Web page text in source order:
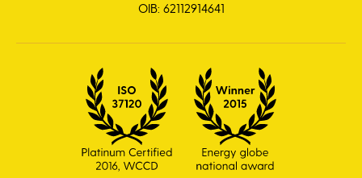
OIB: 62112914641